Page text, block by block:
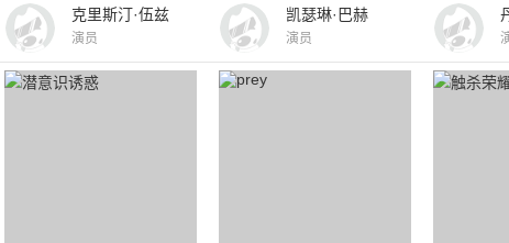
克里斯汀·伍兹
演员
凯瑟琳·巴赫
演员